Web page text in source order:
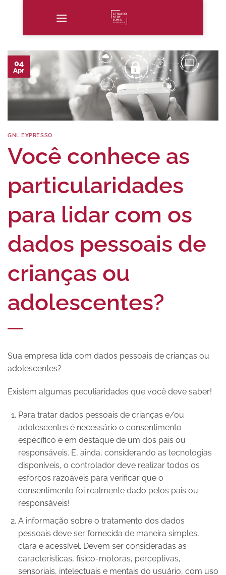
04
Apr
GNL EXPRESSO
Você conhece as
particularidades
para lidar com os
dados pessoais de
crianças ou
adolescentes?
Sua empresa lida com dados pessoais de crianças ou
adolescentes?
Existem algumas peculiaridades que você deve saber!
Para tratar dados pessoais de crianças e/ou
adolescentes é necessário o consentimento
específico e em destaque de um dos pais ou
responsáveis. E, ainda, considerando as tecnologias
disponíveis, o controlador deve realizar todos os
esforços razoáveis para verificar que o
consentimento foi realmente dado pelos pais ou
responsáveis!
A informação sobre o tratamento dos dados
pessoais deve ser fornecida de maneira simples,
clara e acessível. Devem ser consideradas as
características, físico-motoras, perceptivas,
sensoriais, intelectuais e mentais do usuário, com uso